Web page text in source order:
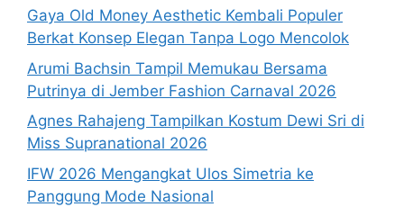
Gaya Old Money Aesthetic Kembali Populer
Berkat Konsep Elegan Tanpa Logo Mencolok
Arumi Bachsin Tampil Memukau Bersama
Putrinya di Jember Fashion Carnaval 2026
Agnes Rahajeng Tampilkan Kostum Dewi Sri di
Miss Supranational 2026
IFW 2026 Mengangkat Ulos Simetria ke
Panggung Mode Nasional